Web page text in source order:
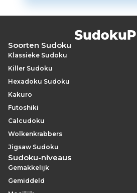
Soorten Sudoku
Klassieke Sudoku
Killer Sudoku
Hexadoku Sudoku
Kakuro
Futoshiki
Calcudoku
Wolkenkrabbers
Jigsaw Sudoku
Sudoku-niveaus
Gemakkelijk
Gemiddeld